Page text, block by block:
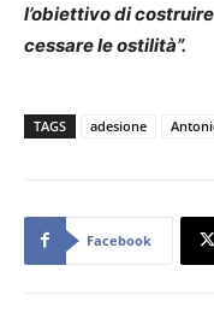
l’obiettivo di
cessare le ostilità”.
TAGS adesione
Facebook